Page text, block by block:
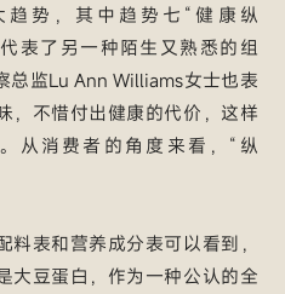
趋势，其中趋势七“健康纵
表了另一种陌生又熟悉的组
总监Lu Ann Williams女士也表
，不惜付出健康的代价，这样
从消费者的角度来看，“纵
表和营养成分表可以看到，
大豆蛋白，作为一种公认的全